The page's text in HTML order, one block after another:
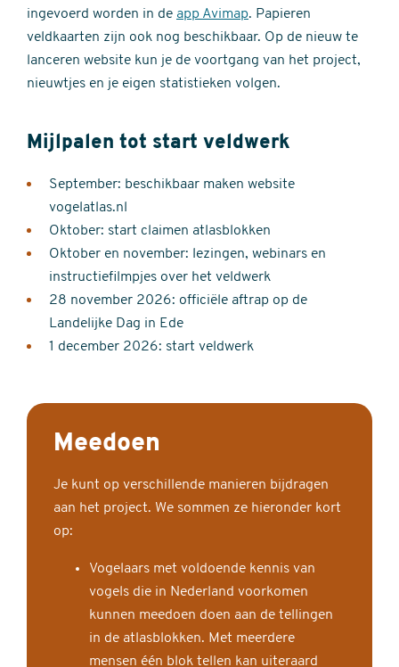
ingevoerd worden in de app Avimap. Papieren
veldkaarten zijn ook nog beschikbaar. Op de nieuw te
lanceren website kun je de voortgang van het project,
nieuwtjes en je eigen statistieken volgen.
Mijlpalen tot start veldwerk
September: beschikbaar maken website
vogelatlas.nl
Oktober: start claimen atlasblokken
Oktober en november: lezingen, webinars en
instructiefilmpjes over het veldwerk
28 november 2026: officiële aftrap op de
Landelijke Dag in Ede
1 december 2026: start veldwerk
Meedoen
Je kunt op verschillende manieren bijdragen
aan het project. We sommen ze hieronder kort
op:
Vogelaars met voldoende kennis van
vogels die in Nederland voorkomen
kunnen meedoen doen aan de tellingen
in de atlasblokken. Met meerdere
mensen één blok tellen kan uiteraard